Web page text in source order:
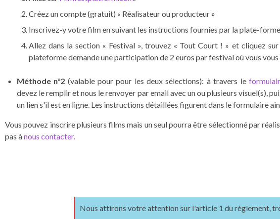
Créez un compte (gratuit) « Réalisateur ou producteur »
Inscrivez-y votre film en suivant les instructions fournies par la plate-
Allez dans la section « Festival », trouvez « Tout Court ! » et cliquez
plateforme demande une participation de 2 euros par festival où vous
Méthode n°2 (valable pour pour les deux sélections): à travers le
devez le remplir et nous le renvoyer par email avec un ou plusieurs visuel(s),
un lien s'il est en ligne. Les instructions détaillées figurent dans le formulaire
Vous pouvez inscrire plusieurs films mais un seul pourra être sélectionné par
pas ànous contacter.
Nous attirons votre attention sur l'article 1 du règlement,